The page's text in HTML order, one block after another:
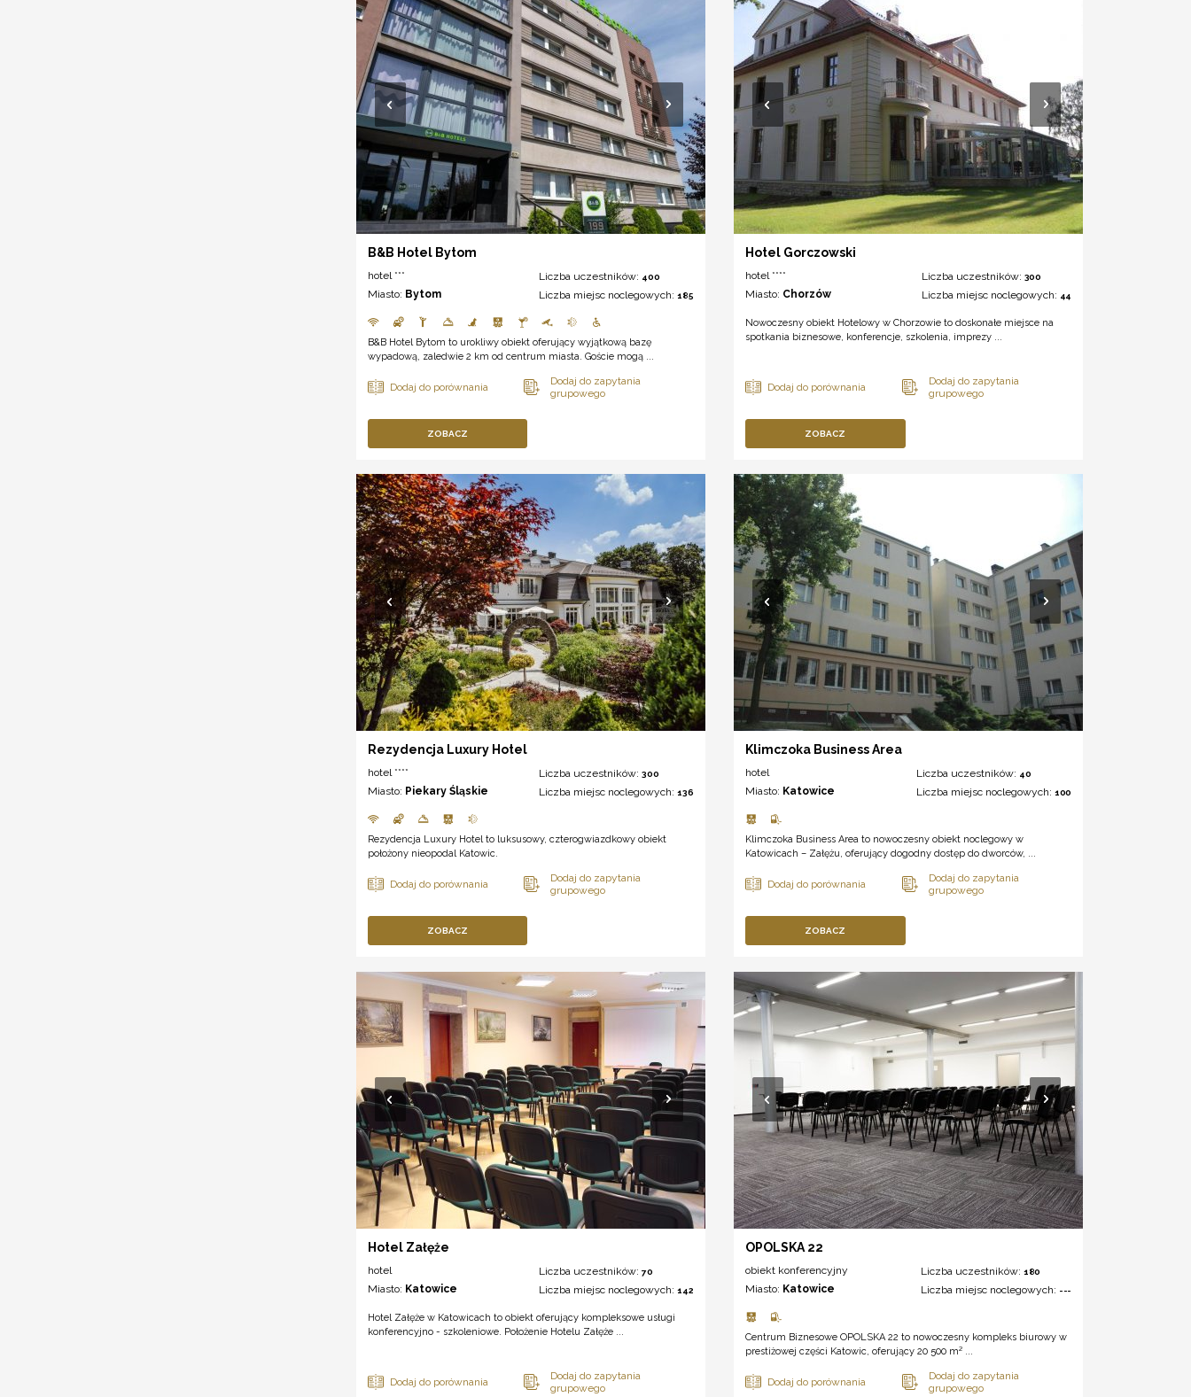
B&B Hotel Bytom
hotel ***
Miasto: Bytom
Liczba uczestników: 400
Liczba miejsc noclegowych:185
B&B Hotel Bytom to urokliwy obiekt oferujący wyjątkową bazę
wypadową, zaledwie 2 km od centrum miasta. Goście mogą ...
ZOBACZ
Hotel Gorczowski
hotel ****
Miasto: Chorzów
Liczba uczestników: 300
Liczba miejsc noclegowych: 44
Nowoczesny obiekt Hotelowy w Chorzowie to doskonałe miejsce na
spotkania biznesowe, konferencje, szkolenia, imprezy ...
ZOBACZ
Rezydencja Luxury Hotel
hotel ****
Miasto: Piekary Śląskie
Liczba uczestników:300
Liczba miejsc noclegowych:136
Rezydencja Luxury Hotel to luksusowy, czterogwiazdkowy obiekt
położony nieopodal Katowic.
ZOBACZ
Klimczoka Business Area
hotel
Miasto: Katowice
Liczba uczestników: 40
Liczba miejsc noclegowych: 100
Klimczoka Business Area to nowoczesny obiekt noclegowy w
Katowicach – Załężu, oferujący dogodny dostęp do dworców, ...
ZOBACZ
Hotel Załęże
hotel
Miasto: Katowice
Liczba uczestników:70
Liczba miejsc noclegowych:142
Hotel Załęże w Katowicach to obiekt oferujący kompleksowe usługi
konferencyjno - szkoleniowe. Położenie Hotelu Załęże ...
OPOLSKA 22
obiekt konferencyjny
Miasto: Katowice
Liczba uczestników: 180
Liczba miejsc noclegowych: ---
Centrum Biznesowe OPOLSKA 22 to nowoczesny kompleks biurowy w
prestiżowej części Katowic, oferujący 20 500 m² ...